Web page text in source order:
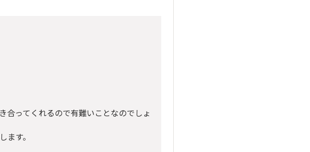
ってくれるので有難いことなのでしょ
す。